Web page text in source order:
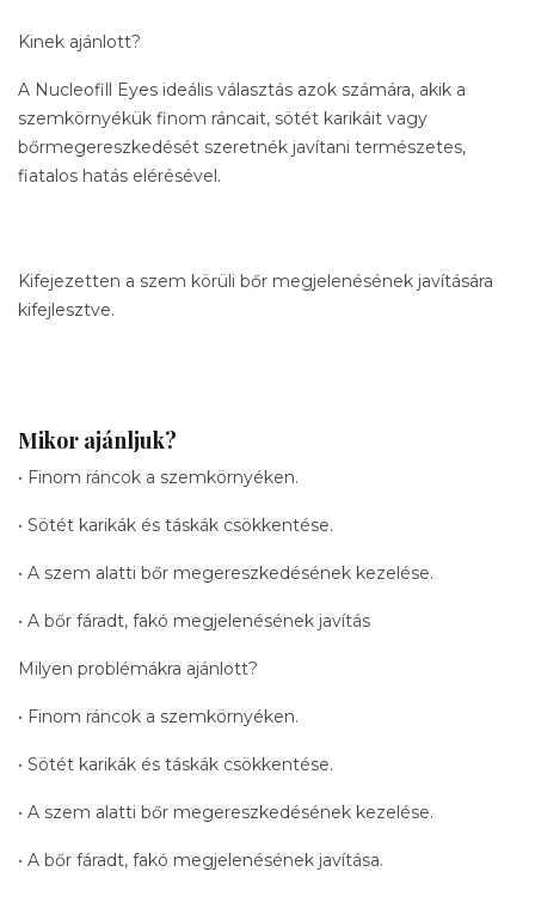
Kinek ajánlott?
A Nucleofill Eyes ideális választás azok számára, akik a
szemkörnyékük finom ráncait, sötét karikáit vagy
bőrmegereszkedését szeretnék javítani természetes,
fiatalos hatás elérésével.
Kifejezetten a szem körüli bőr megjelenésének javítására
kifejlesztve.
Mikor ajánljuk?
• Finom ráncok a szemkörnyéken.
• Sötét karikák és táskák csökkentése.
• A szem alatti bőr megereszkedésének kezelése.
• A bőr fáradt, fakó megjelenésének javítás
Milyen problémákra ajánlott?
• Finom ráncok a szemkörnyéken.
• Sötét karikák és táskák csökkentése.
• A szem alatti bőr megereszkedésének kezelése.
• A bőr fáradt, fakó megjelenésének javítása.